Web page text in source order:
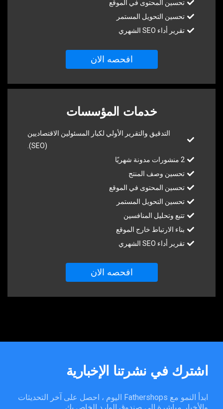
تحسين المحتوى في الموقع
تحسين التحويل المستمر
تقرير أداء SEO الشهري
افحصه الان
خدمات المؤسسات
التدقيق والتقرير الأولي لكبار المسئولين الاقتصاديين
(SEO).
2 منشورات مدونة شهريًا
تحسين وصف المنتج
تحسين المحتوى في الموقع
تحسين التحويل المستمر
تتبع وتحليل المنافسين
بناء الارتباط خارج الموقع
تقرير أداء SEO الشهري
افحصه الان
اشترك في نشرتنا الإخبارية
ابدأ النمو مع Fathershops اليوم ، احصل على آخر التحديثات
والأخبار مباشرة إلى صندوق الوارد الخاص بك.